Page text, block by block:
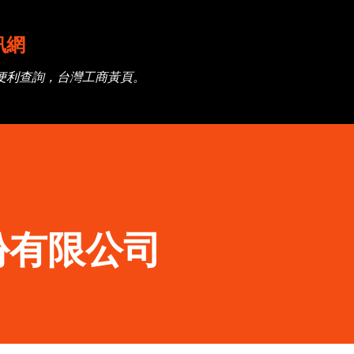
網
查詢，台灣工商黃頁。
限公司